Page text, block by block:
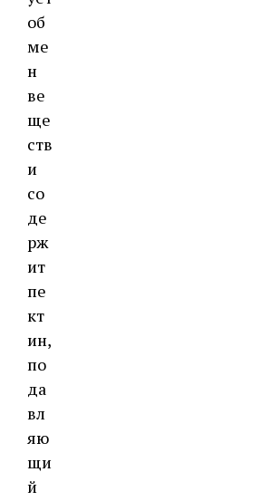
об
ме
н
ве
ще
ств
и
со
де
рж
ит
пе
кт
ин,
по
да
вл
яю
щи
й